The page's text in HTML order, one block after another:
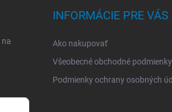
na
INFORMÁCIE PRE VÁS
Ako nakupovať
Všeobecné obchodné podmienky
Podmienky ochrany osobných